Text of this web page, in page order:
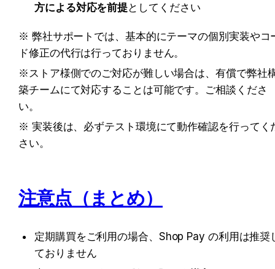
方による対応を前提としてください
※ 弊社サポートでは、基本的にテーマの個別実装やコ
ド修正の代行は行っておりません。
※ストア様側でのご対応が難しい場合は、有償で弊社
築チームにて対応することは可能です。ご相談くださ
い。
※ 実装後は、必ずテスト環境にて動作確認を行ってく
さい。
注意点（まとめ）
定期購買をご利用の場合、Shop Pay の利用は推奨
ておりません